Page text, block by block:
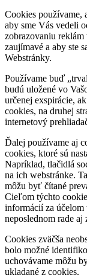
Cookies používame,
aby sme Vás vedeli
zobrazovaniu
zaujímavé a aby ste
Webstránky.
Používame buď
budú uložené vo
určenej exspirácie,
cookies, na druhej
internetový
Ďalej používame aj
cookies, ktoré sú
Napríklad, tlačidlá
na ich webstránke.
môžu byť čítané
Cieľom týchto
informácií za účelom
neposlednom rade
Cookies zväčša
bolo možné
uchovávame môžu
ukladané z cookies.